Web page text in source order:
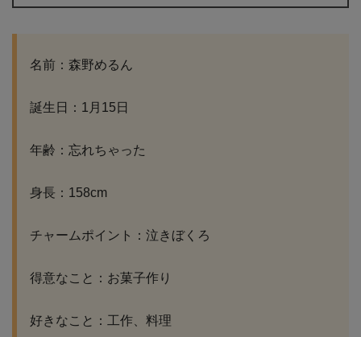
名前：森野めるん
誕生日：1月15日
年齢：忘れちゃった
身長：158cm
チャームポイント：泣きぼくろ
得意なこと：お菓子作り
好きなこと：工作、料理